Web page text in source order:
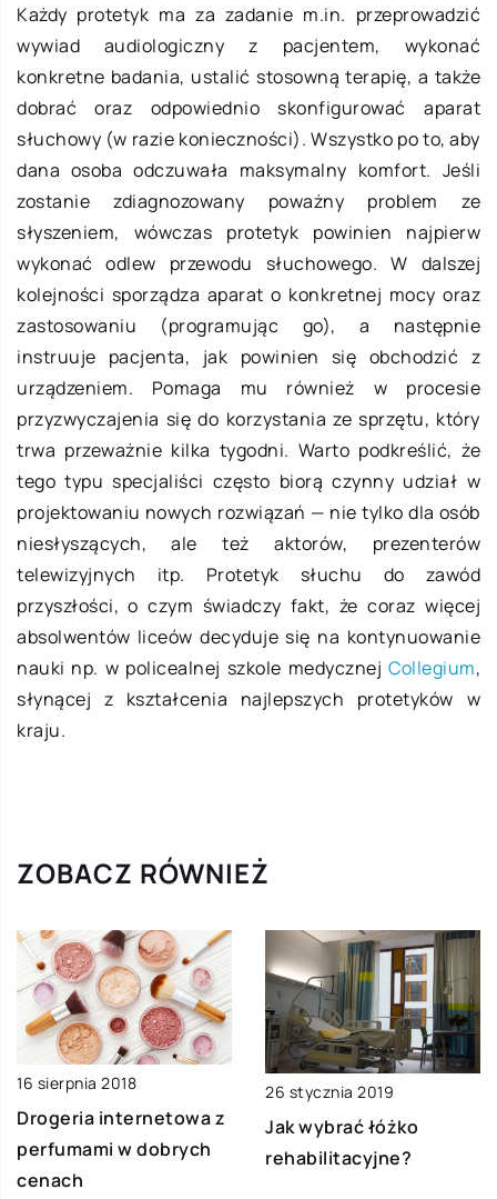
Każdy protetyk ma za zadanie m.in. przeprowadzić
wywiad audiologiczny z pacjentem, wykonać
konkretne badania, ustalić stosowną terapię, a także
dobrać oraz odpowiednio skonfigurować aparat
słuchowy (w razie konieczności). Wszystko po to, aby
dana osoba odczuwała maksymalny komfort. Jeśli
zostanie zdiagnozowany poważny problem ze
słyszeniem, wówczas protetyk powinien najpierw
wykonać odlew przewodu słuchowego. W dalszej
kolejności sporządza aparat o konkretnej mocy oraz
zastosowaniu (programując go), a następnie
instruuje pacjenta, jak powinien się obchodzić z
urządzeniem. Pomaga mu również w procesie
przyzwyczajenia się do korzystania ze sprzętu, który
trwa przeważnie kilka tygodni. Warto podkreślić, że
tego typu specjaliści często biorą czynny udział w
projektowaniu nowych rozwiązań — nie tylko dla osób
niesłyszących, ale też aktorów, prezenterów
telewizyjnych itp. Protetyk słuchu do zawód
przyszłości, o czym świadczy fakt, że coraz więcej
absolwentów liceów decyduje się na kontynuowanie
nauki np. w policealnej szkole medycznej Collegium,
słynącej z kształcenia najlepszych protetyków w
kraju.
ZOBACZ RÓWNIEŻ
16 sierpnia 2018
Drogeria internetowa z
perfumami w dobrych
cenach
26 stycznia 2019
Jak wybrać łóżko
rehabilitacyjne?